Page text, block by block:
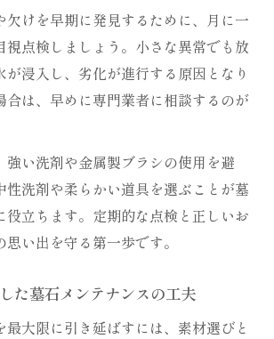
欠けを早期に発見するために、月に一
視点検しましょう。小さな異常でも放
が浸入し、劣化が進行する原因となり
合は、早めに専門業者に相談するのが
強い洗剤や金属製ブラシの使用を避
性洗剤や柔らかい道具を選ぶことが墓
役立ちます。定期的な点検と正しいお
い出を守る第一歩です。
た墓石メンテナンスの工夫
最大限に引き延ばすには、素材選びと